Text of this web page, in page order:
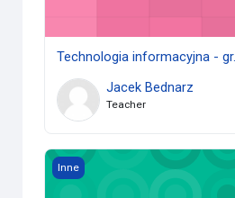
Technologia informacyjna -
Jacek Bednarz
Teacher
Podstawy Statystyki (Geo) 25/
Inne